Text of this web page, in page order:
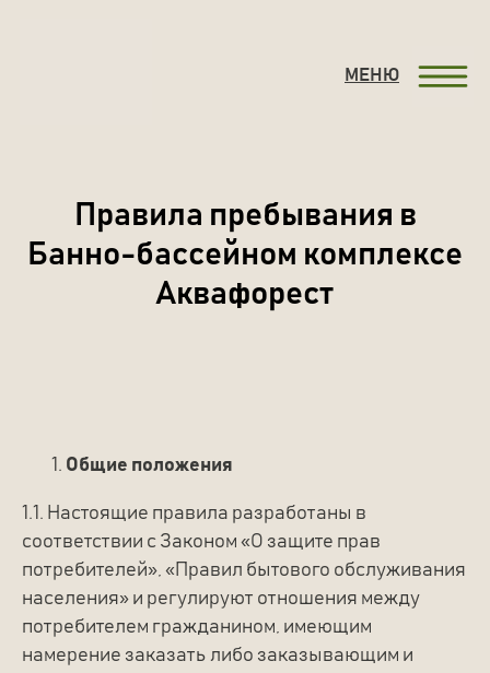
Правила пребывания в
Банно-бассейном комплексе
Аквафорест
Общие положения
1.1. Настоящие правила разработаны в
соответствии с Законом «О защите прав
потребителей», «Правил бытового обслуживания
населения» и регулируют отношения между
потребителем гражданином, имеющим
намерение заказать либо заказывающим и